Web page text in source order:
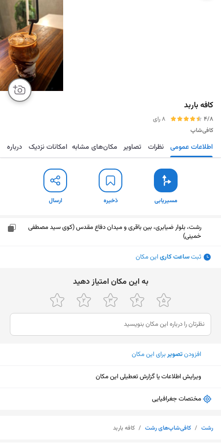
کافه باربد
4/8
8 رای
کافی‌شاپ
مسیریابی ذخیره ارسال اطلاعات عمومی نظرات تصاویر مکان‌های مشابه امکانات نزدیک درباره
مسیریابی ذخیره ارسال
رشت، بلوار ضیابری، بین باقری و میدان دفاع مقدس (کوی سید مصطفی
خمینی)
ثبتساعت کاری این مکان
ﺑﻪ اﯾﻦ ﻣﮑﺎن اﻣﺘﯿﺎز دﻫﯿﺪ
افزودنتصویربرای این مکان
ویرایش اطلاعات یا گزارش تعطیلی این مکان
مختصات جغرافیایی
رشت / کافی‌شاپ‌های رشت / کافه باربد